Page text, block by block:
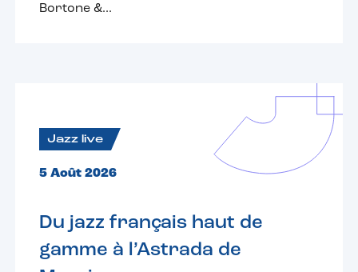
Bortone &...
Jazz live
5 Août 2026
Du jazz français haut de
gamme à l’Astrada de